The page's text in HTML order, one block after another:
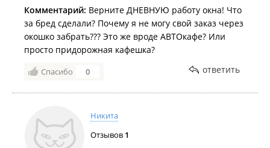
Комментарий: Верните ДНЕВНУЮ работу окна! Что
за бред сделали? Почему я не могу свой заказ через
окошко забрать??? Это же вроде АВТОкафе? Или
просто придорожная кафешка?
Спасибо 0 ответить
Никита
Отзывов 1